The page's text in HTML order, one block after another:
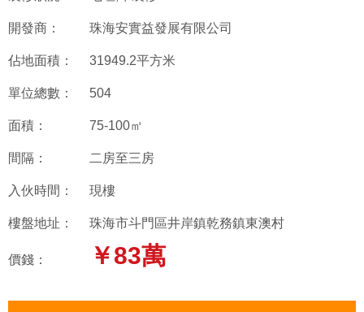
開發商： 珠海安實益發展有限公司
佔地面積： 31949.2平方米
單位總數： 504
面積： 75-100㎡
間隔： 二房至三房
入伙時間： 現樓
樓盤地址： 珠海市斗門區井岸鎮乾務鎮東澳村
價錢： ￥83萬